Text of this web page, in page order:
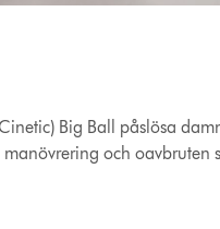
Big Ball påslösa
och oavbruten